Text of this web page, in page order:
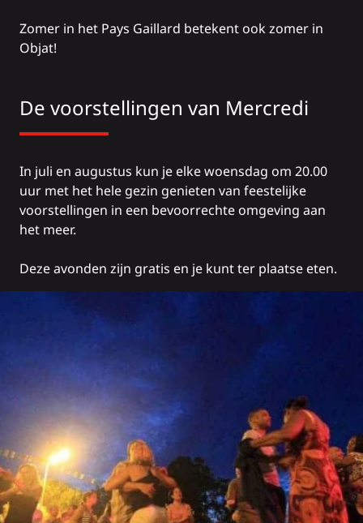
Zomer in het Pays Gaillard betekent ook zomer in
Objat!
De voorstellingen van Mercredi
In juli en augustus kun je elke woensdag om 20.00
uur met het hele gezin genieten van feestelijke
voorstellingen in een bevoorrechte omgeving aan
het meer.
Deze avonden zijn gratis en je kunt ter plaatse eten.